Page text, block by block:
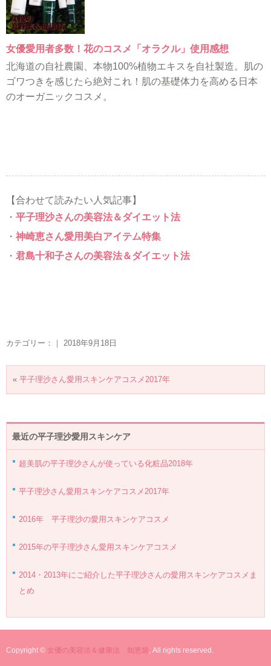
女優愛用者多数！花のコスメ「オラクル」使用感想
北海道の自社農園、本物100%植物エキスを自社製造。肌の
ゴワつきを感じたら絶対これ！肌の基礎体力を高める日本
のオーガニックコスメ。
【合わせて読みたい人気記事】
・ 平子理沙さんの美容法＆ダイエット法
・ 神崎恵さん愛用美白アイテム特集
・ 君島十和子さんの美容法＆ダイエット法
カテゴリー：｜ 2018年9月18日
« 平子理沙さん愛用スキンケアコスメ2017年
最近の平子理沙愛用スキンケア
超美肌の平子理沙さんが使っている化粧品2018年
平子理沙さん愛用スキンケアコスメ2017年
2016年 平子理沙の愛用スキンケアコスメ
2015年の平子理沙さん愛用スキンケアコスメ
2014・2013年にご紹介した平子理沙さんの愛用スキンケアコスメま
とめ
Copyright © 女優の美容法＆健康法 知恵袋 , All rights reserved.